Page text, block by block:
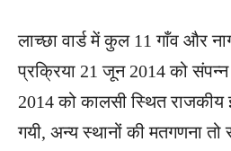
लाच्छा वार्ड में कुल 11 गाँव और
प्रक्रिया 21 जून 2014 को
2014 को कालसी स्थित
गयी, अन्य स्थानों की मतगणना